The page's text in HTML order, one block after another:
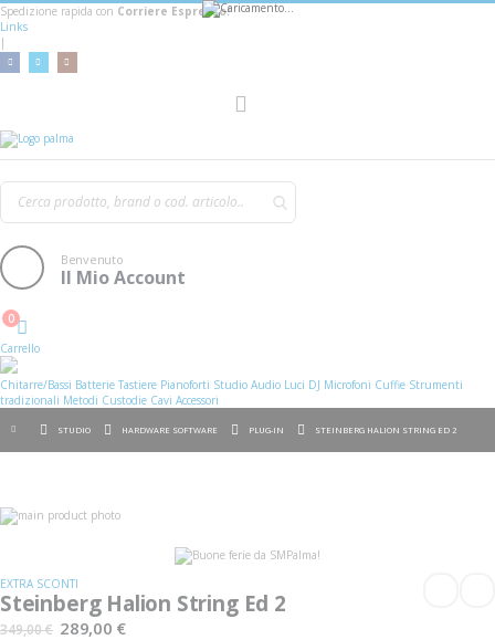
Spedizione rapida con Corriere Espresso!
Links
|
Benvenuto
Il Mio Account
Cart
0
Carrello
Chitarre/Bassi Batterie Tastiere Pianoforti Studio Audio Luci DJ Microfoni Cuffie Strumenti
tradizionali Metodi Custodie Cavi Accessori
STUDIO HARDWARE SOFTWARE PLUG-IN STEINBERG HALION STRING ED 2
Vai
alla
galleria
di
immagini
galleria
di
immagini
EXTRA SCONTI
Steinberg Halion String Ed 2
349,00 € 289,00 €